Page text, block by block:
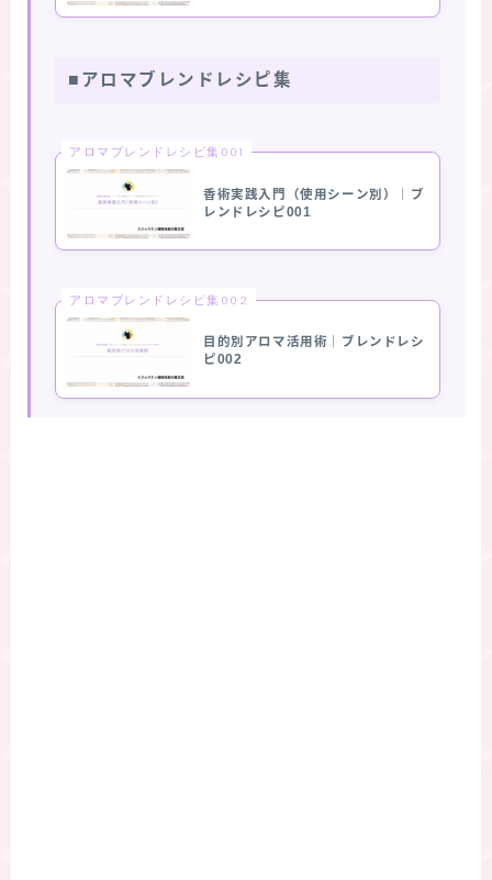
■アロマブレンドレシピ集
アロマブレンドレシピ集001
香術実践入門（使用シーン別）｜ブ
レンドレシピ001
アロマブレンドレシピ集002
目的別アロマ活用術｜ブレンドレシ
ピ002